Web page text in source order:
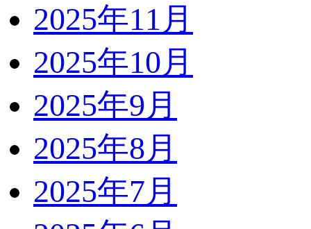
2025年11月
2025年10月
2025年9月
2025年8月
2025年7月